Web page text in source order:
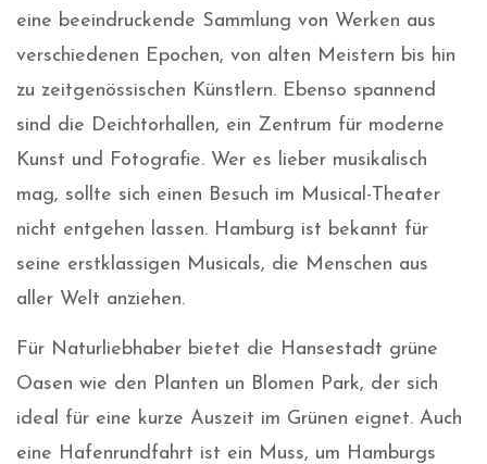
eine beeindruckende Sammlung von Werken aus
verschiedenen Epochen, von alten Meistern bis hin
zu zeitgenössischen Künstlern. Ebenso spannend
sind die Deichtorhallen, ein Zentrum für moderne
Kunst und Fotografie. Wer es lieber musikalisch
mag, sollte sich einen Besuch im Musical-Theater
nicht entgehen lassen. Hamburg ist bekannt für
seine erstklassigen Musicals, die Menschen aus
aller Welt anziehen.
Für Naturliebhaber bietet die Hansestadt grüne
Oasen wie den Planten un Blomen Park, der sich
ideal für eine kurze Auszeit im Grünen eignet. Auch
eine Hafenrundfahrt ist ein Muss, um Hamburgs